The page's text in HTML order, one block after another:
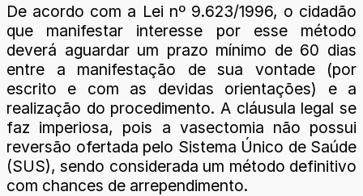
De acordo com a Lei nº 9.623/1996, o cidadão
que manifestar interesse por esse método
deverá aguardar um prazo mínimo de 60 dias
entre a manifestação de sua vontade (por
escrito e com as devidas orientações) e a
realização do procedimento. A cláusula legal se
faz imperiosa, pois a vasectomia não possui
reversão ofertada pelo Sistema Único de Saúde
(SUS), sendo considerada um método definitivo
com chances de arrependimento.